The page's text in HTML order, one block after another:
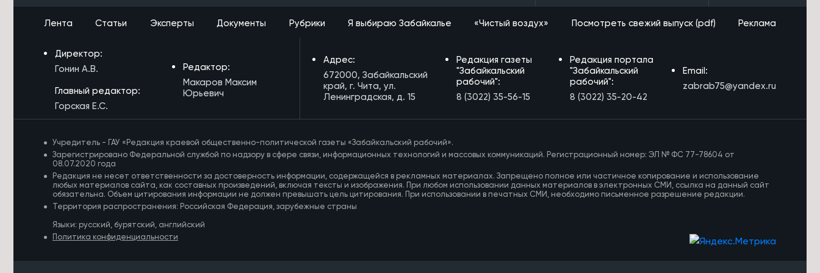
7/08/2026 в 17:18
срок за поджог двух автомобилей
из-за конфликта
7/08/2026 в 16:54
Высокий уровень заболеваемости
энтеровирусом сохраняется в
7/08/2026 в 16:29
Прокуратура потребовала
отремонтировать здание Дворца
спорта в Чите
7/08/2026 в 16:07
Улицу в Чите перекроют до 12
августа из-за аварийной ситуации
Лента Статьи Эксперты Документы Рубрики Я выбираю Забайкалье «Чистый воздух» Посмотреть свежий выпуск (pdf) Реклама
Директор:
Гонин А.В.
Главный редактор:
Горская Е.С.
Редактор:
Макаров Максим
Юрьевич
Адрес:
672000, Забайкальский
край, г. Чита, ул.
Ленинградская, д. 15
Редакция газеты
"Забайкальский
рабочий":
8 (3022) 35-56-15
Редакция портала
"Забайкальский
рабочий":
8 (3022) 35-20-42
Email:
zabrab75@yandex.ru
Учредитель - ГАУ «Редакция краевой общественно-политической газеты «Забайкальский рабочий».
Зарегистрировано Федеральной службой по надзору в сфере связи, информационных технологий и массовых коммуникаций. Регистрационный номер: ЭЛ № ФС 77-78604 от
08.07.2020 года
Редакция не несет ответственности за достоверность информации, содержащейся в рекламных материалах. Запрещено полное или частичное копирование и использование
любых материалов сайта, как составных произведений, включая тексты и изображения. При любом использовании данных материалов в электронных СМИ, ссылка на данный сайт
обязательна. Объем цитирования информации не должен превышать цель цитирования. При использовании в печатных СМИ, необходимо письменное разрешение редакции.
Территория распространения: Российская Федерация, зарубежные страны
Языки: русский, бурятский, английский
Политика конфиденциальности